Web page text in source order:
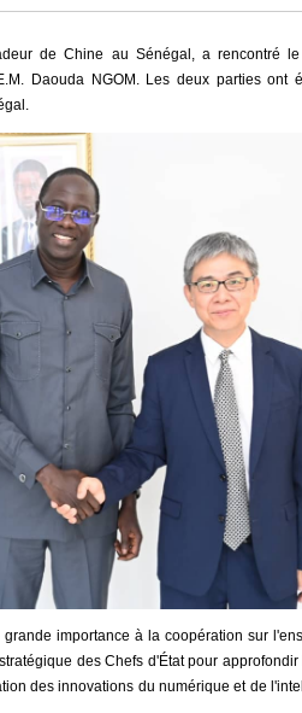
de Chine au Sénégal, a rencontré
Daouda NGOM. Les deux parties ont
importance à la coopération sur
des Chefs d'État pour
des innovations du numérique et de